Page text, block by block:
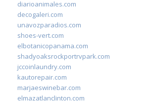
diarioanimales.com
decogaleri.com
unavozparadios.com
shoes-vert.com
elbotanicopanama.com
shadyoaksrockportrvpark.com
jccoinlaundry.com
kautorepair.com
marjaeswinebar.com
elmazatlanclinton.com